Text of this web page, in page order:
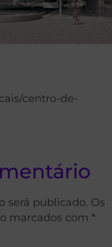
centro-de-
será publicado. Os
marcados com *